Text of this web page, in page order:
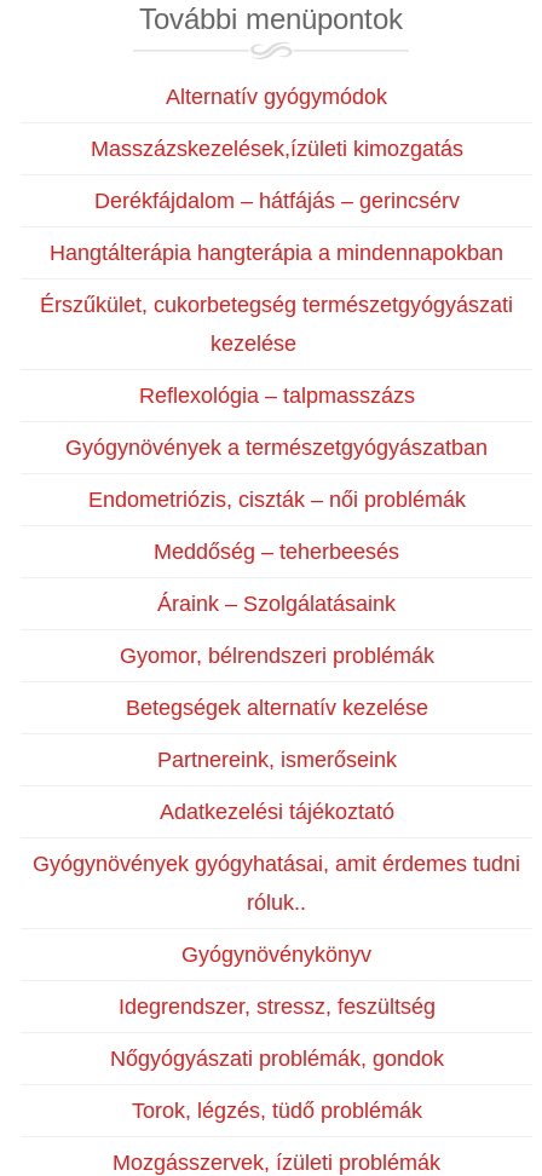
További menüpontok
Alternatív gyógymódok
Masszázskezelések,ízületi kimozgatás
Derékfájdalom – hátfájás – gerincsérv
Hangtálterápia hangterápia a mindennapokban
Érszűkület, cukorbetegség természetgyógyászati
kezelése
Reflexológia – talpmasszázs
Gyógynövények a természetgyógyászatban
Endometriózis, ciszták – női problémák
Meddőség – teherbeesés
Áraink – Szolgálatásaink
Gyomor, bélrendszeri problémák
Betegségek alternatív kezelése
Partnereink, ismerőseink
Adatkezelési tájékoztató
Gyógynövények gyógyhatásai, amit érdemes tudni
róluk..
Gyógynövénykönyv
Idegrendszer, stressz, feszültség
Nőgyógyászati problémák, gondok
Torok, légzés, tüdő problémák
Mozgásszervek, ízületi problémák